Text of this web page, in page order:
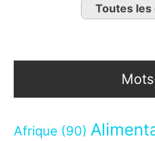
Toutes
Afrique (90)